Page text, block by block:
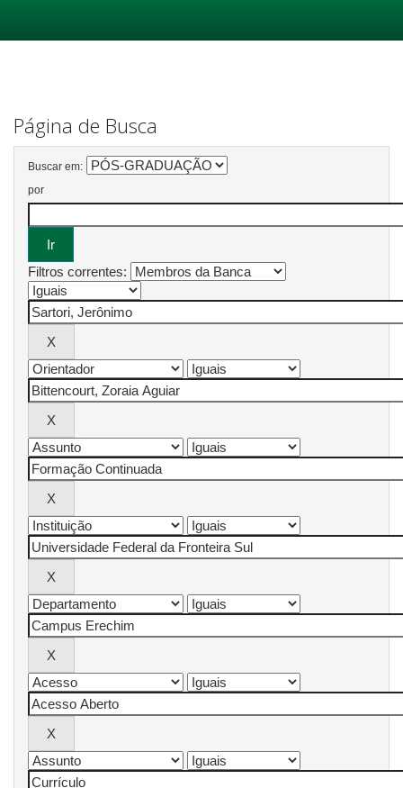
Página de Busca
Buscar em:
por
Filtros correntes: